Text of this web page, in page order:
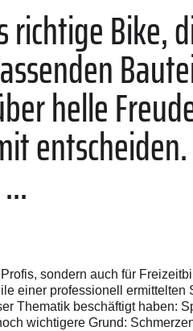
richtige Bike,
helle
­entscheiden.
sondern auch für
einer professionell
Thematik beschäftigt haben:
wichtigere Grund: